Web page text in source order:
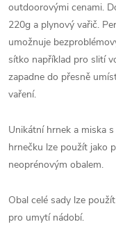
outdoorovými cenami.
220g a plynový vařič.
umožnuje
sítko například pro slití
zapadne do přesně
vaření.
Unikátní hrnek a miska
hrnečku lze použít jako
neoprénovým obalem.
Obal celé sady lze
pro umytí nádobí.